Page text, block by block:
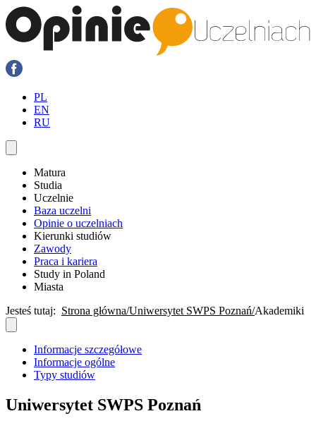
PL
EN
RU
Matura
Studia
Uczelnie
Baza uczelni
Opinie o uczelniach
Kierunki studiów
Zawody
Praca i kariera
Study in Poland
Miasta
Jesteś tutaj: Strona główna Uniwersytet SWPS Poznań Akademiki
Informacje szczegółowe
Informacje ogólne
Typy studiów
Uniwersytet SWPS Poznań